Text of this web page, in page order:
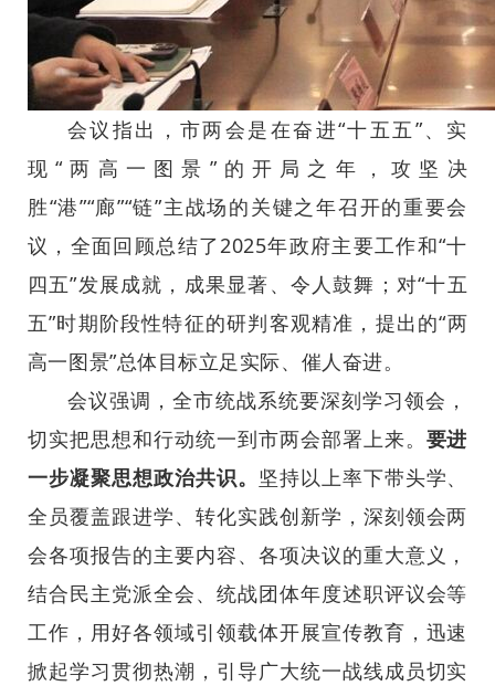
会议指出，市两会是在奋进“十五五”、实
现“两高一图景”的开局之年，攻坚决
胜“港”“廊”“链”主战场的关键之年召开的重要会
议，全面回顾总结了2025年政府主要工作和“十
四五”发展成就，成果显著、令人鼓舞；对“十五
五”时期阶段性特征的研判客观精准，提出的“两
高一图景”总体目标立足实际、催人奋进。
会议强调，全市统战系统要深刻学习领会，
切实把思想和行动统一到市两会部署上来。 要进
一步凝聚思想政治共识。 坚持以上率下带头学、
全员覆盖跟进学、转化实践创新学，深刻领会两
会各项报告的主要内容、各项决议的重大意义，
结合民主党派全会、统战团体年度述职评议会等
工作，用好各领域引领载体开展宣传教育，迅速
掀起学习贯彻热潮，引导广大统一战线成员切实